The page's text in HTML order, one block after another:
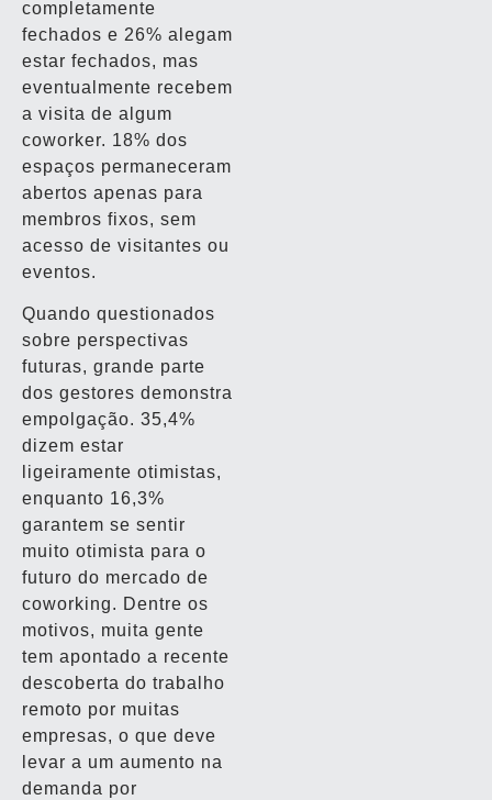
completamente
fechados e 26% alegam
estar fechados, mas
eventualmente recebem
a visita de algum
coworker. 18% dos
espaços permaneceram
abertos apenas para
membros fixos, sem
acesso de visitantes ou
eventos.
Quando questionados
sobre perspectivas
futuras, grande parte
dos gestores demonstra
empolgação. 35,4%
dizem estar
ligeiramente otimistas,
enquanto 16,3%
garantem se sentir
muito otimista para o
futuro do mercado de
coworking. Dentre os
motivos, muita gente
tem apontado a recente
descoberta do trabalho
remoto por muitas
empresas, o que deve
levar a um aumento na
demanda por